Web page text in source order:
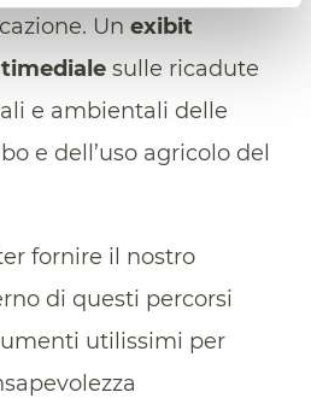
Un exibit
sulle ricadute
e ambientali delle
e dell’uso agricolo del
fornire il nostro
di questi percorsi
utilissimi per